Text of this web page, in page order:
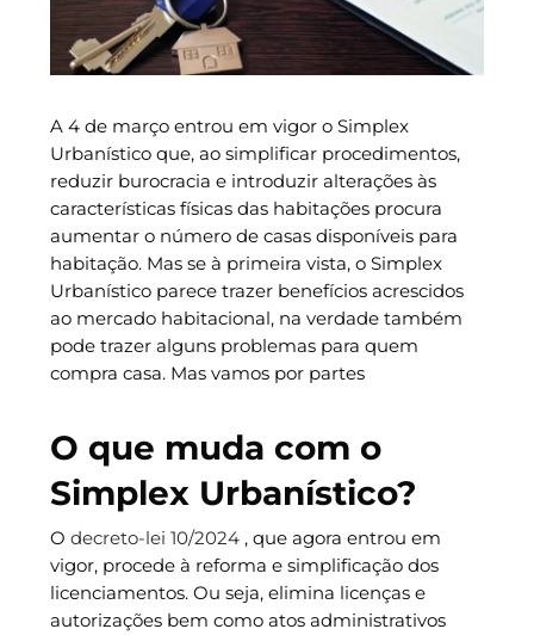
A 4 de março entrou em vigor o Simplex
Urbanístico que, ao simplificar procedimentos,
reduzir burocracia e introduzir alterações às
características físicas das habitações procura
aumentar o número de casas disponíveis para
habitação. Mas se à primeira vista, o Simplex
Urbanístico parece trazer benefícios acrescidos
ao mercado habitacional, na verdade também
pode trazer alguns problemas para quem
compra casa. Mas vamos por partes
O que muda com o
Simplex Urbanístico?
O decreto-lei 10/2024, que agora entrou em
vigor, procede à reforma e simplificação dos
licenciamentos. Ou seja, elimina licenças e
autorizações bem como atos administrativos